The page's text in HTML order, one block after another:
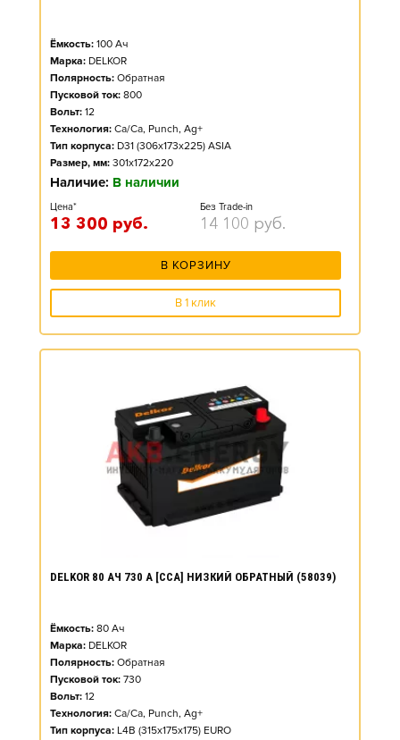
Ёмкость: 100 Ач
Марка: DELKOR
Полярность: Обратная
Пусковой ток: 800
Вольт: 12
Технология: Ca/Ca, Punch, Ag+
Тип корпуса: D31 (306x173x225) ASIA
Размер, мм: 301x172x220
Наличие: В наличии
Цена*
13 300 руб.
Без Trade-in
14 100 руб.
В КОРЗИНУ
В 1 клик
DELKOR 80 АЧ 730 А [CCA] НИЗКИЙ ОБРАТНЫЙ (58039)
Ёмкость: 80 Ач
Марка: DELKOR
Полярность: Обратная
Пусковой ток: 730
Вольт: 12
Технология: Ca/Ca, Punch, Ag+
Тип корпуса: L4B (315x175x175) EURO